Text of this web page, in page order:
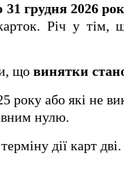
грудня 2026
Річ у тім,
що винятки
року або які не
нулю.
дії карт